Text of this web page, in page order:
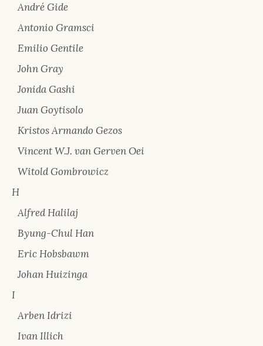
André Gide
Antonio Gramsci
Emilio Gentile
John Gray
Jonida Gashi
Juan Goytisolo
Kristos Armando Gezos
Vincent W.J. van Gerven Oei
Witold Gombrowicz
H
Alfred Halilaj
Byung-Chul Han
Eric Hobsbawm
Johan Huizinga
I
Arben Idrizi
Ivan Illich